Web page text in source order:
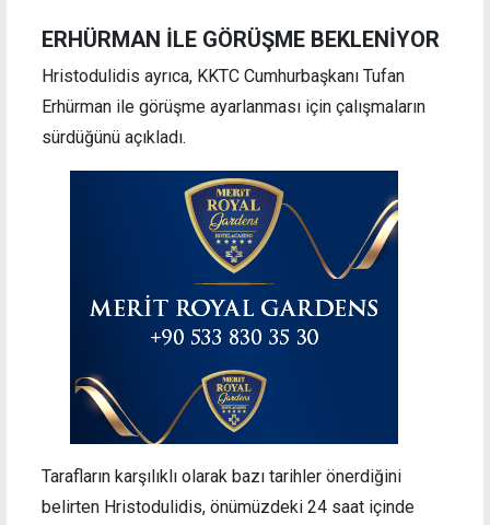
ERHÜRMAN İLE GÖRÜŞME BEKLENİYOR
Hristodulidis ayrıca, KKTC Cumhurbaşkanı Tufan
Erhürman ile görüşme ayarlanması için çalışmaların
sürdüğünü açıkladı.
Tarafların karşılıklı olarak bazı tarihler önerdiğini
belirten Hristodulidis, önümüzdeki 24 saat içinde